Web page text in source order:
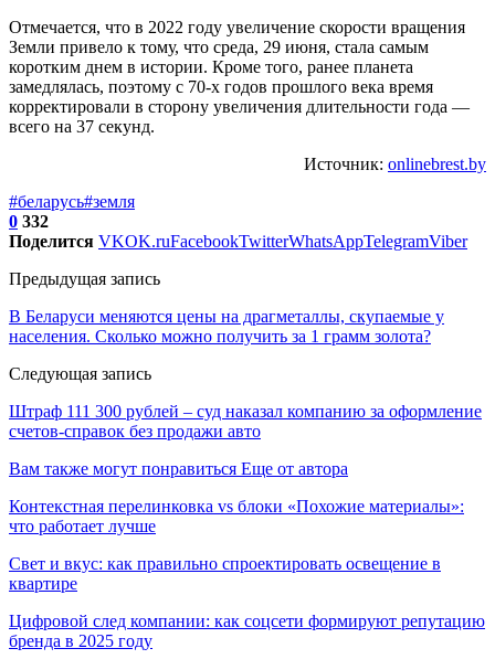
Отмечается, что в 2022 году увеличение скорости вращения
Земли привело к тому, что среда, 29 июня, стала самым
коротким днем в истории. Кроме того, ранее планета
замедлялась, поэтому с 70-х годов прошлого века время
корректировали в сторону увеличения длительности года —
всего на 37 секунд.
Источник: onlinebrest.by
#беларусь#земля
0 332
Поделится VKOK.ruFacebookTwitterWhatsAppTelegramViber
Предыдущая запись
В Беларуси меняются цены на драгметаллы, скупаемые у
населения. Сколько можно получить за 1 грамм золота?
Следующая запись
Штраф 111 300 рублей – суд наказал компанию за оформление
счетов-справок без продажи авто
Вам также могут понравиться Еще от автора
Контекстная перелинковка vs блоки «Похожие материалы»:
что работает лучше
Свет и вкус: как правильно спроектировать освещение в
квартире
Цифровой след компании: как соцсети формируют репутацию
бренда в 2025 году